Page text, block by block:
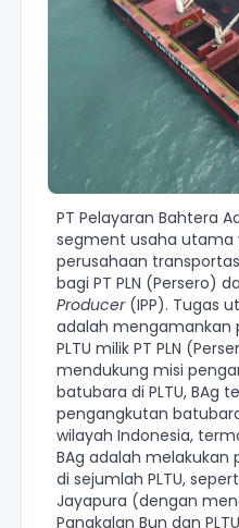
PT Pelayaran Bahtera
segment usaha utama
perusahaan
bagi PT PLN (Persero)
Producer(IPP). Tugas
adalah mengamankan
PLTU milik PT PLN
mendukung misi
batubara di PLTU, BAg
pengangkutan
wilayah Indonesia,
BAg adalah
di sejumlah PLTU,
Jayapura (dengan
Pangkalan Bun dan